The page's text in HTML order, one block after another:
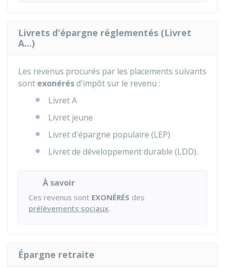
Livrets d'épargne réglementés (Livret
A...)
Les revenus procurés par les placements suivants
sont exonérésd'impôt sur le revenu :
Livret A
Livret jeune
Livret d'épargne populaire (LEP)
Livret de développement durable (LDD).
À savoir
Ces revenus sont EXONÉRÉS des
prélèvements sociaux.
Épargne retraite